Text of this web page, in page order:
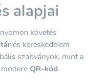
alapjai
követés
és kereskedelem
szabványok, mint a
QR-kód.